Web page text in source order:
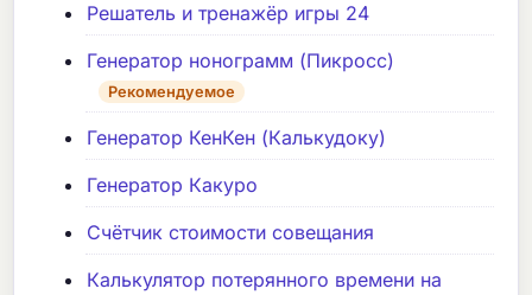
Решатель и тренажёр игры 24
Генератор нонограмм (Пикросс)
Рекомендуемое
Генератор КенКен (Калькудоку)
Генератор Какуро
Счётчик стоимости совещания
Калькулятор потерянного времени на